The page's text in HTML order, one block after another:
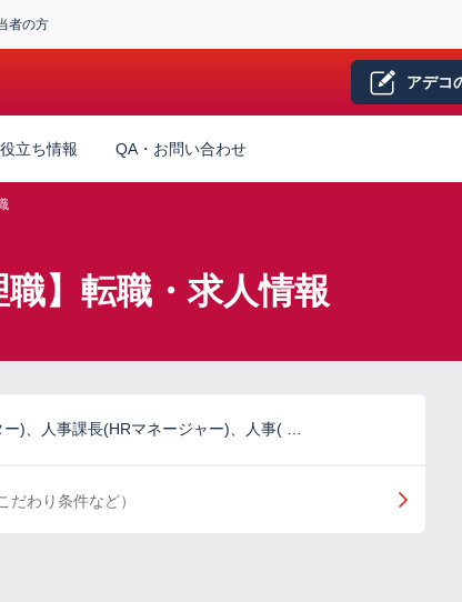
者の方
アデコ
立ち情報 QA・お問い合わせ
職】転職・求人情報
)、人事課長(HRマネージャー)、人事( …
だわり条件など）